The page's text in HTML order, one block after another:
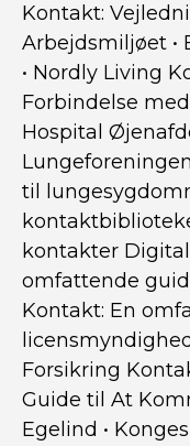
Kontakt:
Arbejdsmiljøet •
• Nordly Living
Forbindelse
Hospital
til
kontakter
omfattende
Kontakt: En
Forsikring
Guide til At
Egelind •